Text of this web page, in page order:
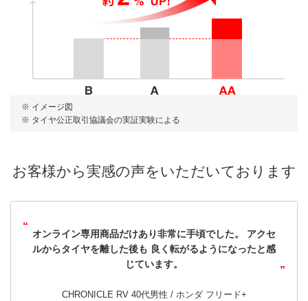
※ イメージ図
※ タイヤ公正取引協議会の実証実験による
お客様から実感の声をいただいております
オンライン専用商品だけあり非常に手頃でした。
アクセ
ルからタイヤを離した後も 良く転がるようになったと感
じています。
CHRONICLE RV 40代男性 / ホンダ フリード+